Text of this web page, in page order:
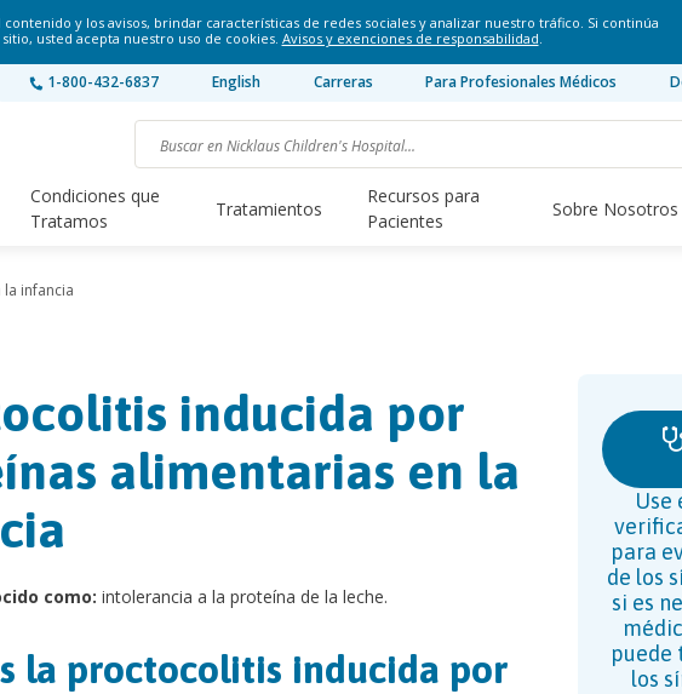
y los avisos, brindar características de redes sociales y analizar nuestro tráfico. Si continúa
usted acepta nuestro uso de cookies. Avisos y exenciones de responsabilidad.
1-800-432-6837 English Carreras Para Profesionales Médicos
Condiciones que
Tratamos
Tratamientos
Recursos para
Pacientes
Sobre Nosotros
infancia
inducida por
alimentarias en la
como: intolerancia a la proteína de la leche.
la proctocolitis inducida por
Use
para
de los
si es
puede
los